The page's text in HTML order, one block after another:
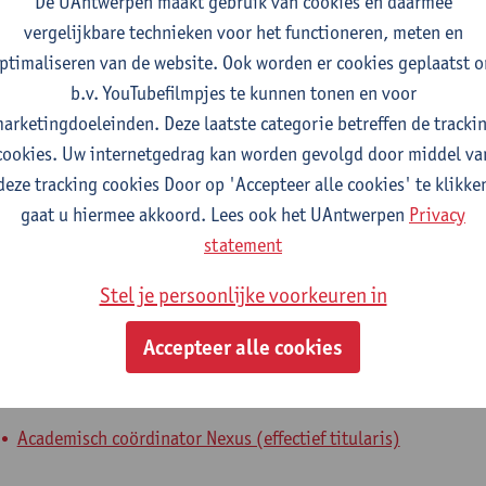
Faculteit Rechten - algemeen
& functies
Zelfstandig academisch pers.
Interne mandaten
Academisch coördinator Nexus (effectief titularis)
vergelijkbare technieken voor het functioneren, meten en
van de website. Ook worden er cookies geplaatst
b.v. YouTubefilmpjes te kunnen tonen en voor
Deze laatste categorie betreffen de
Uw internetgedrag kan worden gevolgd door middel
tracking cookies Door op 'Accepteer alle cookies' te
gaat u hiermee akkoord. Lees ook het UAntwerpen Privacy
statement
Stel je persoonlijke voorkeuren in
Accepteer alle cookies